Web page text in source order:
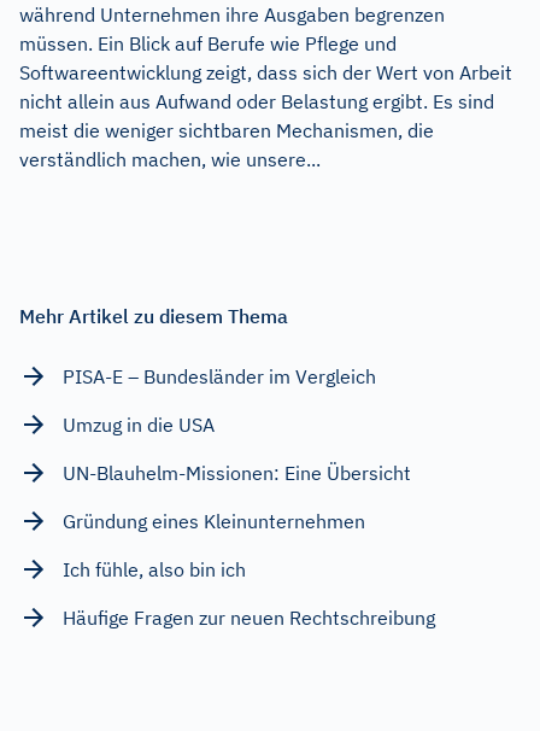
während Unternehmen ihre Ausgaben begrenzen
müssen. Ein Blick auf Berufe wie Pflege und
Softwareentwicklung zeigt, dass sich der Wert von Arbeit
nicht allein aus Aufwand oder Belastung ergibt. Es sind
meist die weniger sichtbaren Mechanismen, die
verständlich machen, wie unsere...
Mehr Artikel zu diesem Thema
PISA-E – Bundesländer im Vergleich
Umzug in die USA
UN-Blauhelm-Missionen: Eine Übersicht
Gründung eines Kleinunternehmen
Ich fühle, also bin ich
Häufige Fragen zur neuen Rechtschreibung